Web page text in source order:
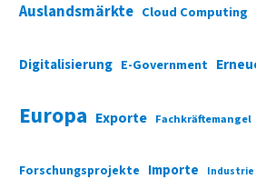
Auslandsmärkte Cloud Computing
Digitalisierung E-Government
Europa Exporte Fachkräftemangel
Forschungsprojekte Importe Industrie